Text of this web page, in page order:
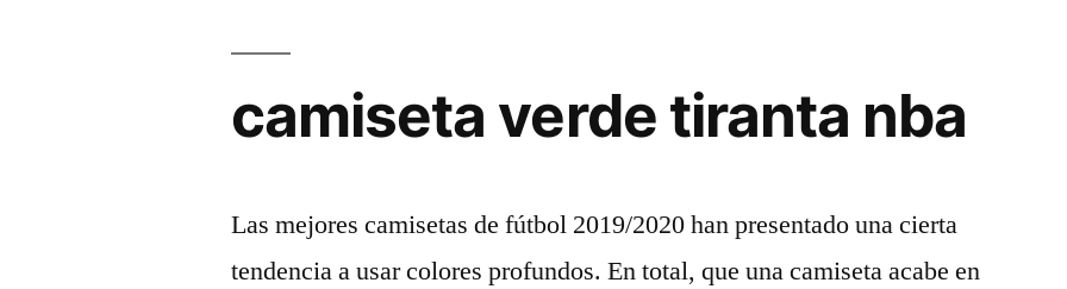
camiseta verde tiranta nba
Las mejores camisetas de fútbol 2019/2020 han presentado una cierta
tendencia a usar colores profundos. En total, que una camiseta acabe en